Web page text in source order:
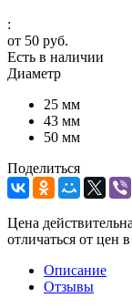
:
от 50 руб.
Есть в наличии
Диаметр
25 мм
43 мм
50 мм
Поделиться
Цена
отличаться от цен
Описание
Отзывы